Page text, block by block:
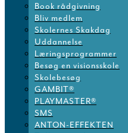
Book rådgivning
Bliv medlem
Skolernes Skakdag
Uddannelse
Læringsprogrammer
Besøg en visionsskole
Skolebesøg
GAMBIT®
PLAYMASTER®
SMS
ANTON-EFFEKTEN